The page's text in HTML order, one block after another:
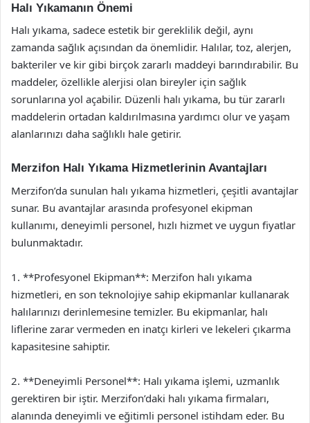
Halı Yıkamanın Önemi
Halı yıkama, sadece estetik bir gereklilik değil, aynı
zamanda sağlık açısından da önemlidir. Halılar, toz, alerjen,
bakteriler ve kir gibi birçok zararlı maddeyi barındırabilir. Bu
maddeler, özellikle alerjisi olan bireyler için sağlık
sorunlarına yol açabilir. Düzenli halı yıkama, bu tür zararlı
maddelerin ortadan kaldırılmasına yardımcı olur ve yaşam
alanlarınızı daha sağlıklı hale getirir.
Merzifon Halı Yıkama Hizmetlerinin Avantajları
Merzifon’da sunulan halı yıkama hizmetleri, çeşitli avantajlar
sunar. Bu avantajlar arasında profesyonel ekipman
kullanımı, deneyimli personel, hızlı hizmet ve uygun fiyatlar
bulunmaktadır.
1. **Profesyonel Ekipman**: Merzifon halı yıkama
hizmetleri, en son teknolojiye sahip ekipmanlar kullanarak
halılarınızı derinlemesine temizler. Bu ekipmanlar, halı
liflerine zarar vermeden en inatçı kirleri ve lekeleri çıkarma
kapasitesine sahiptir.
2. **Deneyimli Personel**: Halı yıkama işlemi, uzmanlık
gerektiren bir iştir. Merzifon’daki halı yıkama firmaları,
alanında deneyimli ve eğitimli personel istihdam eder. Bu